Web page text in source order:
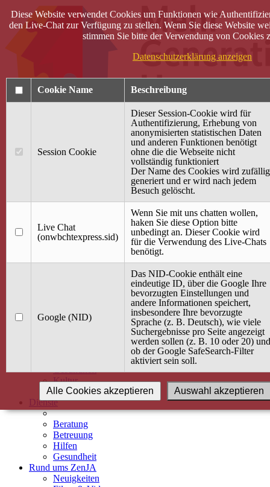
40 Jahre Mütterzentrum
Terminkalender
Gemeinsam aktiv
Gemeinsam unterwegs
wirFAIRändern
Angebot / Kurs suchen
Babybauch & Elternschaft
Gesundheit
Kultur
Alle Kurse
Dienste
Beratung
Betreuung
Hilfen
Gesundheit
Rund ums ZenJA
Neuigkeiten
Diese Website verwendet Cookies um Funktionen wie
den Live-Chat zur Verfügung zu stellen. Wenn Sie diese Website
stimmen Sie bitte der Verwendung von Cookies
Datenschutzerklärung anzeigen
Cookie Name Beschreibung
Session Cookie
Dieser Session-Cookie wird für
Authentifizierung, Erhebung von
anonymisierten statistischen Daten
und anderen Funktionen benötigt
ohne die die Webseite nicht
vollständig funktioniert
Der Name des Cookies wird zufällig
generiert und er wird nach jedem
Besuch gelöscht.
Live Chat
(onwbchtexpress.sid)
Wenn Sie mit uns chatten wollen,
haken Sie diese Option bitte
unbedingt an. Dieser Cookie wird
für die Verwendung des Live-Chats
benötigt.
Google (NID)
Das NID-Cookie enthält eine
eindeutige ID, über die Google Ihre
bevorzugten Einstellungen und
andere Informationen speichert,
insbesondere Ihre bevorzugte
Sprache (z. B. Deutsch), wie viele
Suchergebnisse pro Seite angezeigt
werden sollen (z. B. 10 oder 20) und
ob der Google SafeSearch-Filter
aktiviert sein soll.
Auswahl akzeptieren
Alle Cookies akzeptieren